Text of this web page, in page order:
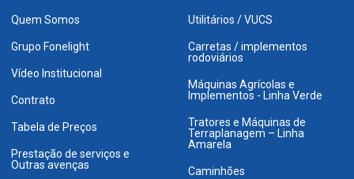
Quem Somos
Grupo Fonelight
Vídeo Institucional
Contrato
Tabela de Preços
Prestação de serviços e
Outras avenças
Utilitários / VUCS
Carretas / implementos
rodoviários
Máquinas Agrícolas e
Implementos - Linha Verde
Tratores e Máquinas de
Terraplanagem – Linha
Amarela
Caminhões